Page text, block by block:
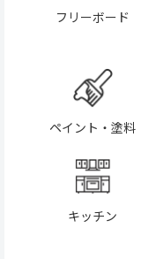
フリーボード
ペイント・塗料
キッチン